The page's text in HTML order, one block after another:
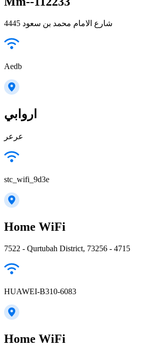
4445 شارع الامام محمد بن سعود
Aedb
اروابي
عرعر
stc_wifi_9d3e
Home WiFi
7522 - Qurtubah District, 73256 - 4715
HUAWEI-B310-6083
Home WiFi